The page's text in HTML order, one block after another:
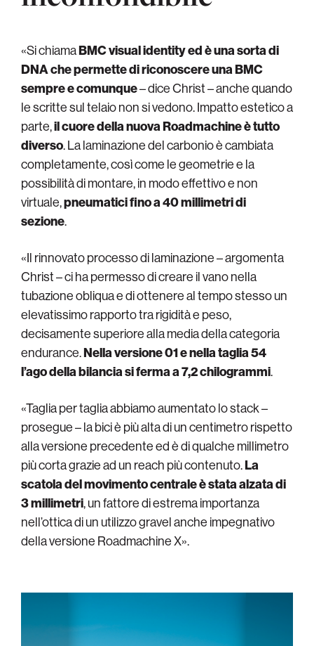
«Si chiamaBMC visual identityed è una sorta di
DNA che permette di riconoscere una BMC
sempre e comunque– dice Christ – anche quando
le scritte sul telaio non si vedono. Impatto estetico a
parte,il cuore della nuova Roadmachine è tutto
diverso. La laminazione del carbonio è cambiata
completamente, così come le geometrie e la
possibilità di montare, in modo effettivo e non
virtuale,pneumatici fino a 40 millimetri di
sezione.
«Il rinnovato processo di laminazione – argomenta
Christ – ci ha permesso di creare il vano nella
tubazione obliqua e di ottenere al tempo stesso un
elevatissimo rapporto tra rigidità e peso,
decisamente superiore alla media della categoria
endurance.Nella versione 01 e nella taglia 54
l’ago della bilancia si ferma a 7,2 chilogrammi.
«Taglia per taglia abbiamo aumentato lo stack –
prosegue – la bici è più alta di un centimetro rispetto
alla versione precedente ed è di qualche millimetro
più corta grazie ad un reach più contenuto.La
scatola del movimento centrale è stata alzata di
3 millimetri, un fattore di estrema importanza
nell’ottica di un utilizzo gravel anche impegnativo
della versione Roadmachine X».